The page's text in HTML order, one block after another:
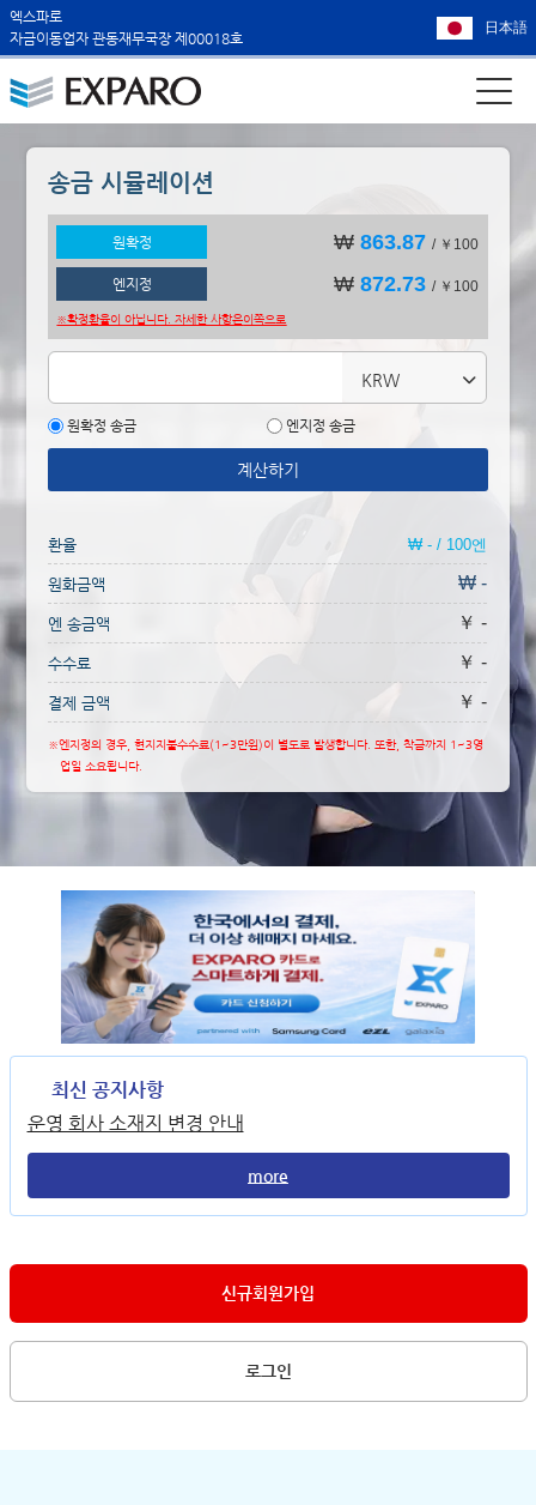
엑스파로
자금이동업자 관동재무국장 제00018호
日本語
송금 시뮬레이션
원확정 ₩863.87 / ￥100
엔지정 ₩872.73 / ￥100
※확정환율이 아닙니다. 자세한 사항은이쪽으로
KRW
원확정 송금 엔지정 송금
계산하기
환율 ₩ - / 100엔
원화금액 ₩ -
엔 송금액 ￥ -
수수료 ￥ -
결제 금액 ￥ -
※엔지정의 경우, 현지지불수수료(1~3만원)이 별도로 발생합니다. 또한, 착금까지 1~3영
업일 소요됩니다.
최신 공지사항
운영 회사 소재지 변경 안내
more
신규회원가입
로그인